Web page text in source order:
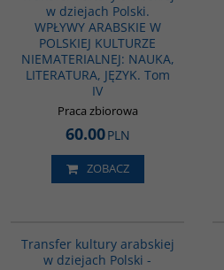
w dziejach Polski.
WPŁYWY ARABSKIE W
POLSKIEJ KULTURZE
NIEMATERIALNEJ: NAUKA,
LITERATURA, JĘZYK. Tom
IV
Praca zbiorowa
60.00PLN
ZOBACZ
Transfer kultury arabskiej
w dziejach Polski -